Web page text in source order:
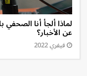
لماذا ألجأ أنا الصحفي
عن الأخبار؟
فيفري 2022